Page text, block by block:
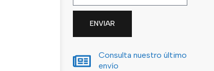
ENVIAR
Consulta nuestro último
envío